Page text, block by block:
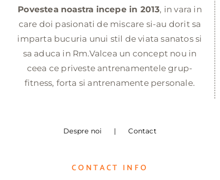
Povestea noastra incepe in 2013, in vara in
care doi pasionati de miscare si-au dorit sa
imparta bucuria unui stil de viata sanatos si
sa aduca in Rm.Valcea un concept nou in
ceea ce priveste antrenamentele grup-
fitness, forta si antrenamente personale.
Despre noi Contact
CONTACT INFO